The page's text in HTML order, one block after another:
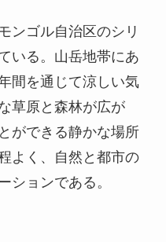
よく、自然と都市の
ションである。
豊かな自然資源と生